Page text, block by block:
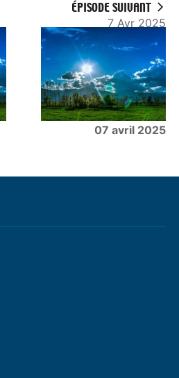
ÉPISODE SUIVANT
7 Avr 2025
07 avril 2025